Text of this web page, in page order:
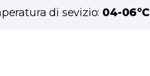
di sevizio: 04-06°C